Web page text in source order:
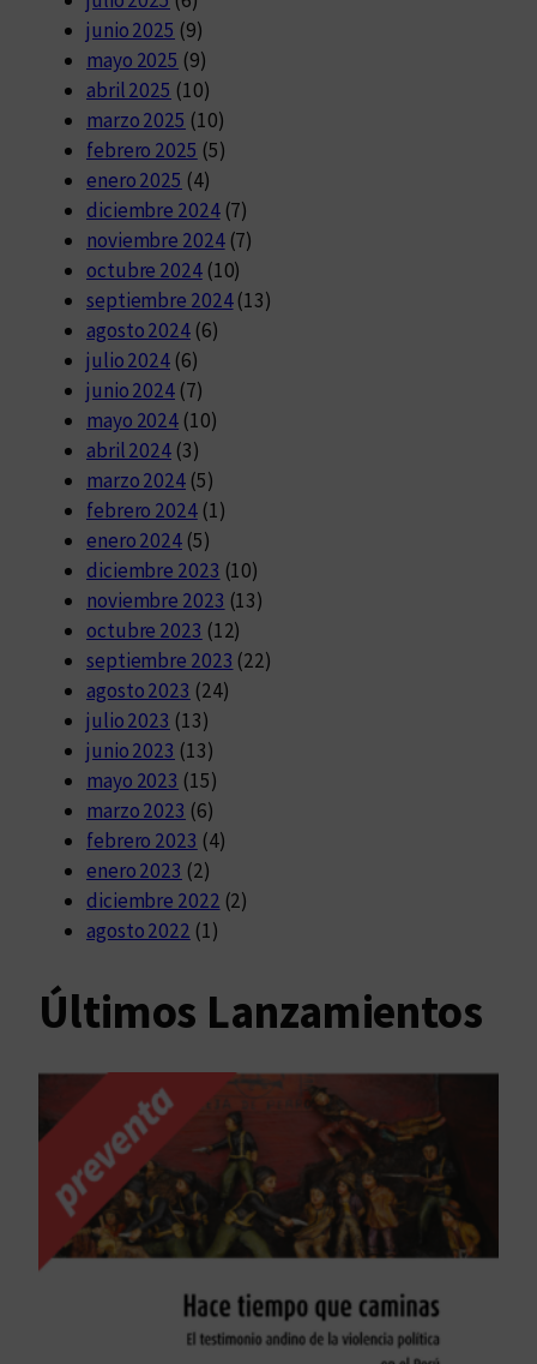
junio 2025 (9)
mayo 2025 (9)
abril 2025 (10)
marzo 2025 (10)
febrero 2025 (5)
enero 2025 (4)
diciembre 2024(7)
noviembre 2024(7)
octubre 2024(10)
septiembre 2024(13)
agosto 2024(6)
julio 2024 (6)
junio 2024 (7)
mayo 2024 (10)
abril 2024 (3)
marzo 2024 (5)
febrero 2024(1)
enero 2024 (5)
diciembre 2023 (10)
noviembre 2023 (13)
octubre 2023 (12)
septiembre 2023 (22)
agosto 2023 (24)
julio 2023 (13)
junio 2023 (13)
mayo 2023 (15)
marzo 2023 (6)
febrero 2023 (4)
enero 2023 (2)
diciembre 2022 (2)
agosto 2022 (1)
Últimos Lanzamientos